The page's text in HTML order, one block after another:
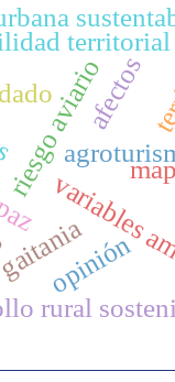
variables
riesgo aviario
rural
territorial
afectos
opinión